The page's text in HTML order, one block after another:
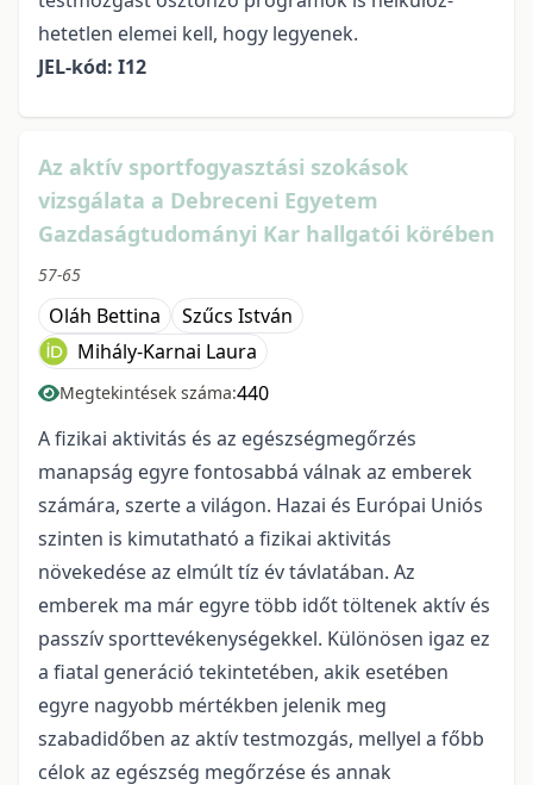
hetetlen elemei kell, hogy legyenek.
JEL-kód: I12
Az aktív sportfogyasztási szokások
vizsgálata a Debreceni Egyetem
Gazdaságtudományi Kar hallgatói körében
57-65
Oláh Bettina
Szűcs István
Mihály-Karnai Laura
Megtekintések száma:440
A fizikai aktivitás és az egészségmegőrzés
manapság egyre fontosabbá válnak az emberek
számára, szerte a világon. Hazai és Európai Uniós
szinten is kimutatható a fizikai aktivitás
növekedése az elmúlt tíz év távlatában. Az
emberek ma már egyre több időt töltenek aktív és
passzív sporttevékenységekkel. Különösen igaz ez
a fiatal generáció tekintetében, akik esetében
egyre nagyobb mértékben jelenik meg
szabadidőben az aktív testmozgás, mellyel a főbb
célok az egészség megőrzése és annak